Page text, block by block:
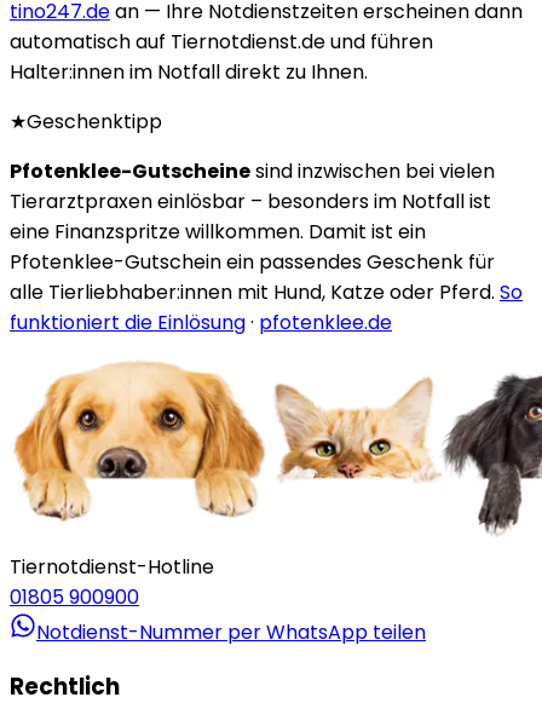
tino247.dean — Ihre Notdienstzeiten erscheinen dann
automatisch auf Tiernotdienst.de und führen
Halter:innen im Notfall direkt zu Ihnen.
★Geschenktipp
Pfotenklee-Gutscheinesind inzwischen bei vielen
Tierarztpraxen einlösbar – besonders im Notfall ist
eine Finanzspritze willkommen. Damit ist ein
Pfotenklee-Gutschein ein passendes Geschenk für
alle Tierliebhaber:innen mit Hund, Katze oder Pferd. So
funktioniert die Einlösung· pfotenklee.de
Tiernotdienst-Hotline
01805 900900
Notdienst-Nummer per WhatsApp teilen
Rechtlich